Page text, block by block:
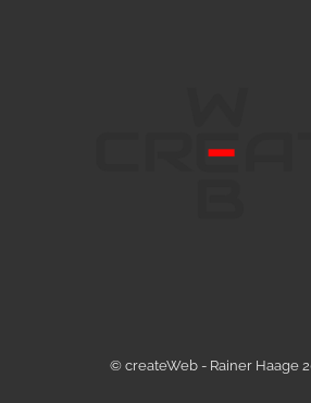
© createWeb - Rainer Haage